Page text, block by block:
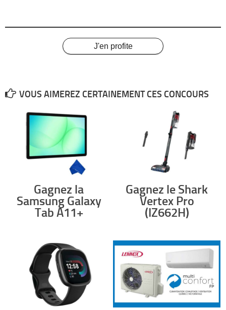
J'en profite
VOUS AIMEREZ CERTAINEMENT CES CONCOURS
Gagnez la
Samsung Galaxy
Tab A11+
Gagnez le Shark
Vertex Pro
(IZ662H)